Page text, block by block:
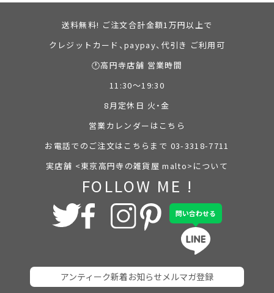
送料無料! ご注文合計金額1万円以上で
クレジットカード、paypay、代引き ご利用可
🕐高円寺店舗 営業時間
11:30～19:30
8月定休日 火・金
営業カレンダーはこちら
お電話でのご注文はこちらまで 03-3318-7711
実店舗 <東京高円寺の雑貨屋 malto>について
FOLLOW ME !
問い合わせる
アンティーク新着お知らせメルマガ登録